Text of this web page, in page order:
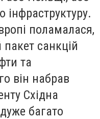
поламалася,
санкцій
та
він набрав
Східна
багато